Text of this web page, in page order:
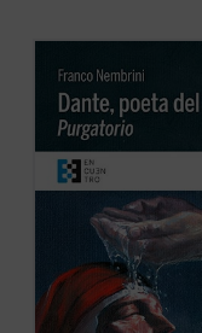
En este segundo
poeta del deseo, que
encuentros
Franco Nembrini
viva entre
experiencia
(ver ficha)